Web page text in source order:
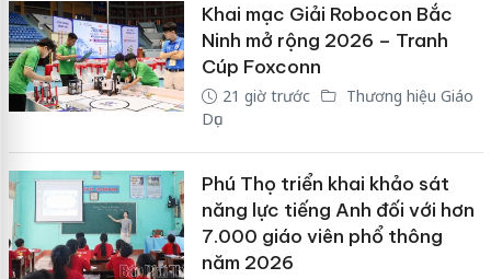
Khai mạc Giải Robocon Bắc
Ninh mở rộng 2026 – Tranh
Cúp Foxconn
21 giờ trước
Thương hiệu Giáo
Dục
Phú Thọ triển khai khảo sát
năng lực tiếng Anh đối với hơn
7.000 giáo viên phổ thông
năm 2026